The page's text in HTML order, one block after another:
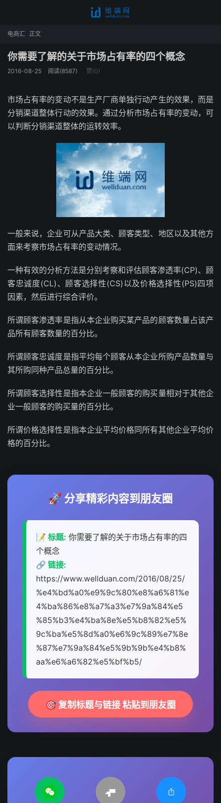
电商汇 正文
你需要了解的关于市场占有率的四个概念
2016-08-25 阅读(8587) 赞(0)
市场占有率的变动不是生产厂商单独行动产生的效果，而是
分销渠道整体行动的效果。通过分析市场占有率的变动，可
以判断分销渠道整体的运转效率。
一般来说，企业可从产品大类、顾客类型、地区以及其他方
面来考察市场占有率的变动情况。
一种有效的分析方法是分别考察和评估顾客渗透率(CP)、顾
客忠诚度(CL)、顾客选择性(CS)以及价格选择性(PS)四项
因素，然后进行综合评价。
所谓顾客渗透率是指从本企业购买某产品的顾客数量占该产
品所有顾客数量的百分比。
所谓顾客忠诚度是指平均每个顾客从本企业所购产品数量与
其所购同种产品总量的百分比。
所谓顾客选择性是指本企业一般顾客的购买量相对于其他企
业一般顾客的购买量的百分比。
所谓价格选择性是指本企业平均价格同所有其他企业平均价
格的百分比。
🚀 分享精彩内容到朋友圈
📝 标题: 你需要了解的关于市场占有率的四
个概念
🔗 链接:
https://www.wellduan.com/2016/08/25/
%e4%bd%a0%e9%9c%80%e8%a6%81%e
4%ba%86%e8%a7%a3%e7%9a%84%e5
%85%b3%e4%ba%8e%e5%b8%82%e5%
9c%ba%e5%8d%a0%e6%9c%89%e7%8e
%87%e7%9a%84%e5%9b%9b%e4%b8%
aa%e6%a6%82%e5%bf%b5/
🎯 复制标题与链接 粘贴到朋友圈